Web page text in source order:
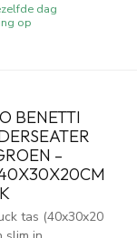
dag
op
BENETTI
–
tas (40x30x20